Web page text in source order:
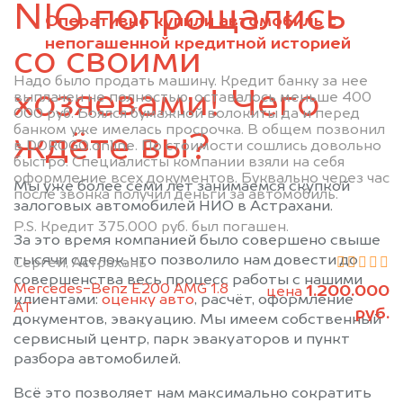
Оперативно купили автомобиль с
непогашенной кредитной историей
Надо было продать машину. Кредит банку за нее
выплачен не полностью, оставалось меньше 400
000 руб. Боялся бумажной волокиты да и перед
банком уже имелась просрочка. В общем позвонил
в DOROGO.online. По стоимости сошлись довольно
быстро. Специалисты компании взяли на себя
оформление всех документов. Буквально через час
после звонка получил деньги за автомобиль.
P.S. Кредит 375.000 руб. был погашен.
Сергей, Астрахань
Mercedes-Benz E200 AMG 1.8
АТ
цена 1.200.000
руб.
NIO попрощались
со своими
хозяевами! Чего
ждёте вы?
Мы уже более семи лет занимаемся скупкой
залоговых автомобилей НИО в Астрахани.
За это время компанией было совершено свыше
тысячи сделок, что позволило нам довести до
совершенства весь процесс работы с нашими
клиентами: оценку авто, расчёт, оформление
документов, эвакуацию. Мы имеем собственный
сервисный центр, парк эвакуаторов и пункт
разбора автомобилей.
Всё это позволяет нам максимально сократить